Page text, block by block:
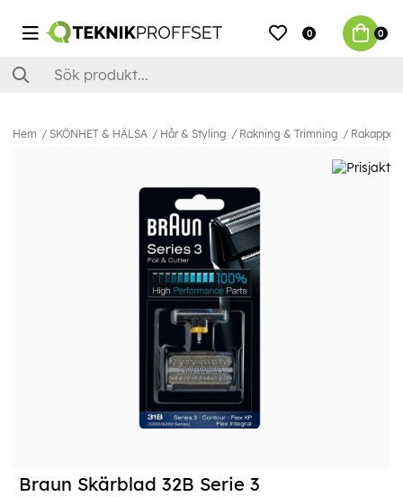
0 0
Hem SKÖNHET & HÄLSA Hår & Styling Rakning & Trimning
Braun Skärblad 32B Serie 3